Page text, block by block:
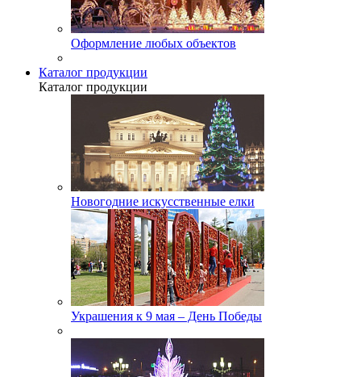
Оформление любых объектов
Каталог продукции
Каталог продукции
Новогодние искусственные елки
Украшения к 9 мая – День Победы